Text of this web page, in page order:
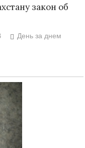
закон об
День за днем